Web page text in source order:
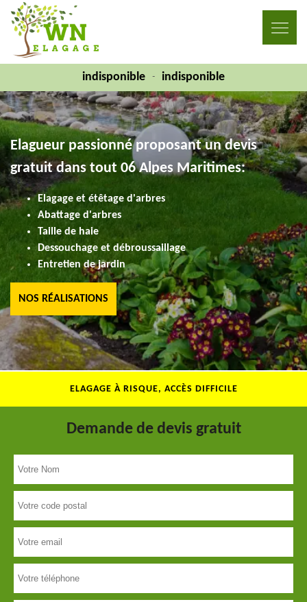
indisponible - indisponible
Elagueur passionné proposant un devis
gratuit dans tout 06 Alpes Maritimes:
Elagage et étêtage d'arbres
Abattage d'arbres
Taille de haie
Dessouchage et débroussaillage
Entretien de jardin
NOS RÉALISATIONS
ELAGAGE À RISQUE, ACCÈS DIFFICILE
Demande de devis gratuit